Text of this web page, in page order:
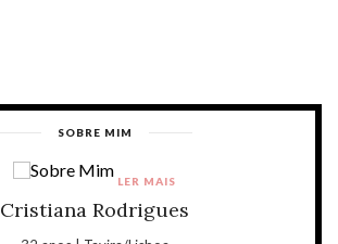
SOBRE MIM
Cristiana Rodrigues
LER MAIS